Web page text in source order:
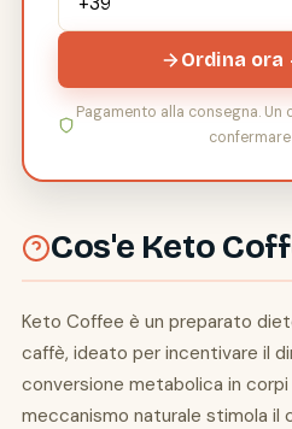
Ordina
Pagamento alla consegna.
Cos'e Keto
Keto Coffee è un preparato
caffè, ideato per incentivare il
conversione metabolica in
meccanismo naturale stimola il